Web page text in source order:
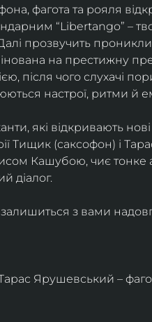
фагота та рояля
“Libertango” –
прозвучить
на престижну
після чого слухачі
настрої, ритми й
які відкривають
Тищик (саксофон) і
Кашубою, чиє тонке
діалог.
з вами
Ярушевський –